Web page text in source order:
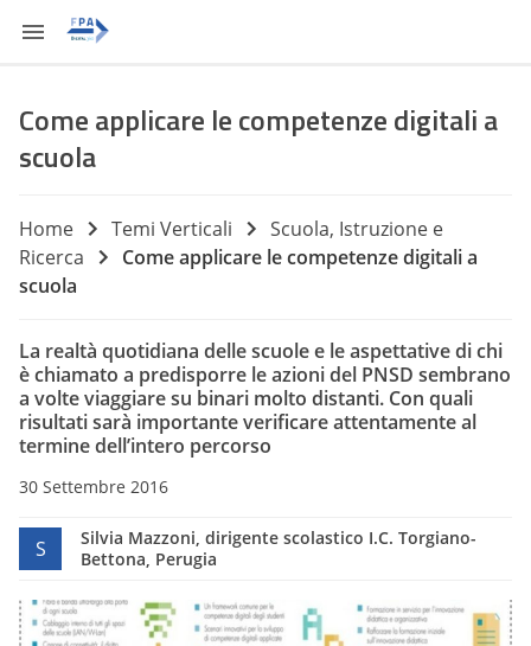
Come applicare le competenze digitali a
scuola
Home Temi Verticali
Scuola, Istruzione e
Ricerca
Come applicare le competenze digitali a
scuola
La realtà quotidiana delle scuole e le aspettative di chi
è chiamato a predisporre le azioni del PNSD sembrano
a volte viaggiare su binari molto distanti. Con quali
risultati sarà importante verificare attentamente al
termine dell’intero percorso
30 Settembre 2016
S
Silvia Mazzoni, dirigente scolastico I.C. Torgiano-
Bettona, Perugia